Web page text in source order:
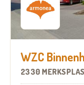
WZC
2330 MERKSPLAS